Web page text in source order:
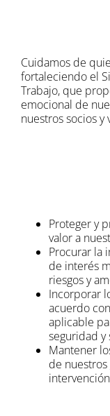
Cuidamos de
fortaleciendo el
Trabajo, que
emocional de
nuestros socios y
Proteger y
valor a
Procurar la
de interés
riesgos y
Incorporar
acuerdo
aplicable
seguridad y
Mantener
de